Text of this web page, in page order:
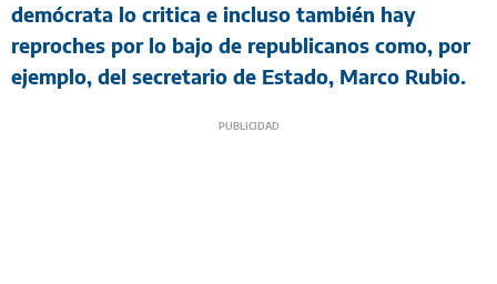
demócrata lo critica e incluso también hay
reproches por lo bajo de republicanos como, por
ejemplo, del secretario de Estado, Marco Rubio.